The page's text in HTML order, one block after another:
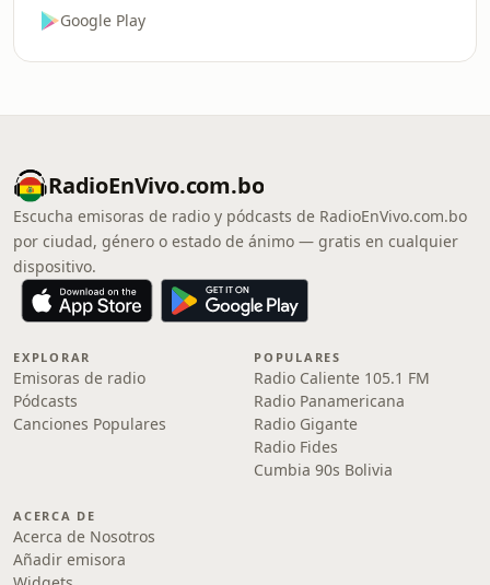
Google Play
RadioEnVivo.com.bo
Escucha emisoras de radio y pódcasts de RadioEnVivo.com.bo
por ciudad, género o estado de ánimo — gratis en cualquier
dispositivo.
EXPLORAR
Emisoras de radio
Pódcasts
Canciones Populares
POPULARES
Radio Caliente 105.1 FM
Radio Panamericana
Radio Gigante
Radio Fides
Cumbia 90s Bolivia
ACERCA DE
Acerca de Nosotros
Añadir emisora